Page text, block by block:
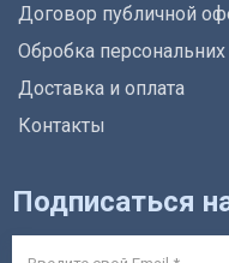
Договор публичной
Обробка
Доставка и оплата
Контакты
Подписаться